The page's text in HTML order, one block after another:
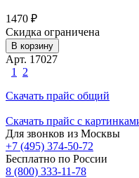
1470 ₽
Скидка ограничена
В корзину
Арт. 17027
1
2
Скачать прайс общий
Скачать прайс с
Для звонков из Москвы
+7 (495) 374-50-72
Бесплатно по России
8 (800) 333-11-78